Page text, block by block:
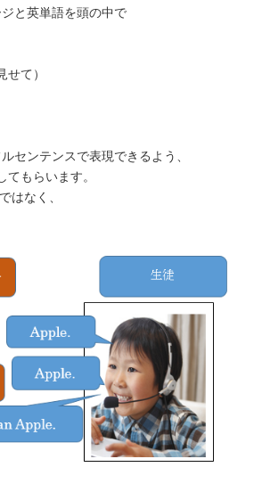
と英単語を頭の中で
て）
センテンスで表現できるよう、
もらいます。
はなく、